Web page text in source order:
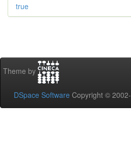
true
Theme by
DSpace Software Copyright ©